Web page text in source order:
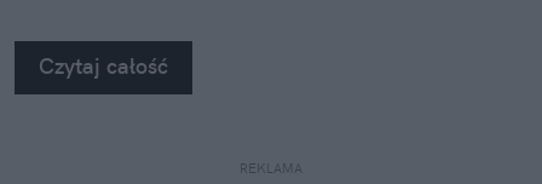
Czytaj całość
REKLAMA